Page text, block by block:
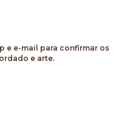
e e-mail para confirmar os
e arte.